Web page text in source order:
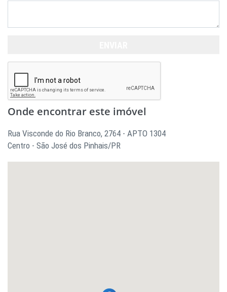
Onde encontrar este imóvel
Rua Visconde do Rio Branco, 2764 - APTO 1304
Centro - São José dos Pinhais/PR